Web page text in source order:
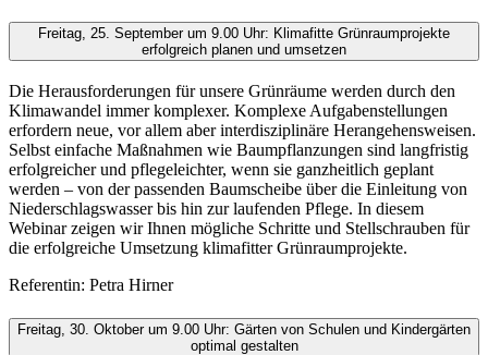
Freitag, 25. September um 9.00 Uhr: Klimafitte Grünraumprojekte
erfolgreich planen und umsetzen
Die Herausforderungen für unsere Grünräume werden durch den
Klimawandel immer komplexer. Komplexe Aufgabenstellungen
erfordern neue, vor allem aber interdisziplinäre Herangehensweisen.
Selbst einfache Maßnahmen wie Baumpflanzungen sind langfristig
erfolgreicher und pflegeleichter, wenn sie ganzheitlich geplant
werden – von der passenden Baumscheibe über die Einleitung von
Niederschlagswasser bis hin zur laufenden Pflege. In diesem
Webinar zeigen wir Ihnen mögliche Schritte und Stellschrauben für
die erfolgreiche Umsetzung klimafitter Grünraumprojekte.
Referentin: Petra Hirner
Freitag, 30. Oktober um 9.00 Uhr: Gärten von Schulen und Kindergärten
optimal gestalten